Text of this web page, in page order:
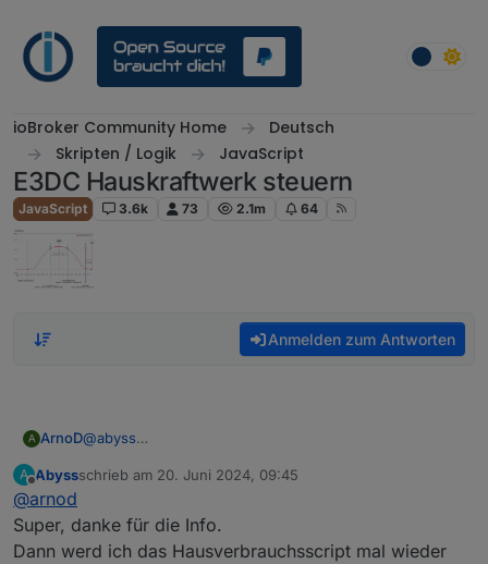
ioBroker Community Home
Deutsch
Skripten / Logik
JavaScript
E3DC Hauskraftwerk steuern
JavaScript 3.6k 73 2.1m 64
Anmelden zum Antworten
A ArnoD@abyss
auch bei meinem Wallbox Script, da ist es dann besser
alle anderen Scripte können so diesen Wert
verwenden.
A
Offline
Abyssschrieb am 20. Juni 2024, 09:45
zuletzt editiert von
@arnod
Super, danke für die Info.
Dann werd ich das Hausverbrauchsscript mal wieder